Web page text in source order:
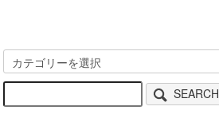
SEARCH